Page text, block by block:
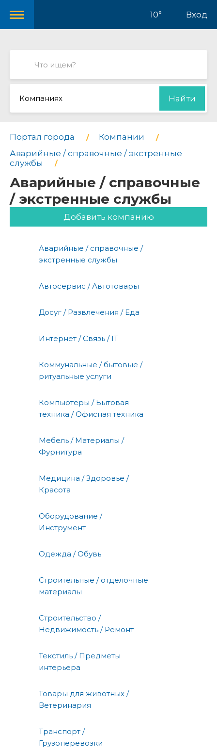
10° Вход
Компаниях Найти
Портал города
Компании
Аварийные / справочные / экстренные
службы
Аварийные / справочные
/ экстренные службы
Добавить компанию
Аварийные / справочные /
экстренные службы
Автосервис / Автотовары
Досуг / Развлечения / Еда
Интернет / Связь / IT
Коммунальные / бытовые /
ритуальные услуги
Компьютеры / Бытовая
техника / Офисная техника
Мебель / Материалы /
Фурнитура
Медицина / Здоровье /
Красота
Оборудование /
Инструмент
Одежда / Обувь
Строительные / отделочные
материалы
Строительство /
Недвижимость / Ремонт
Текстиль / Предметы
интерьера
Товары для животных /
Ветеринария
Транспорт /
Грузоперевозки